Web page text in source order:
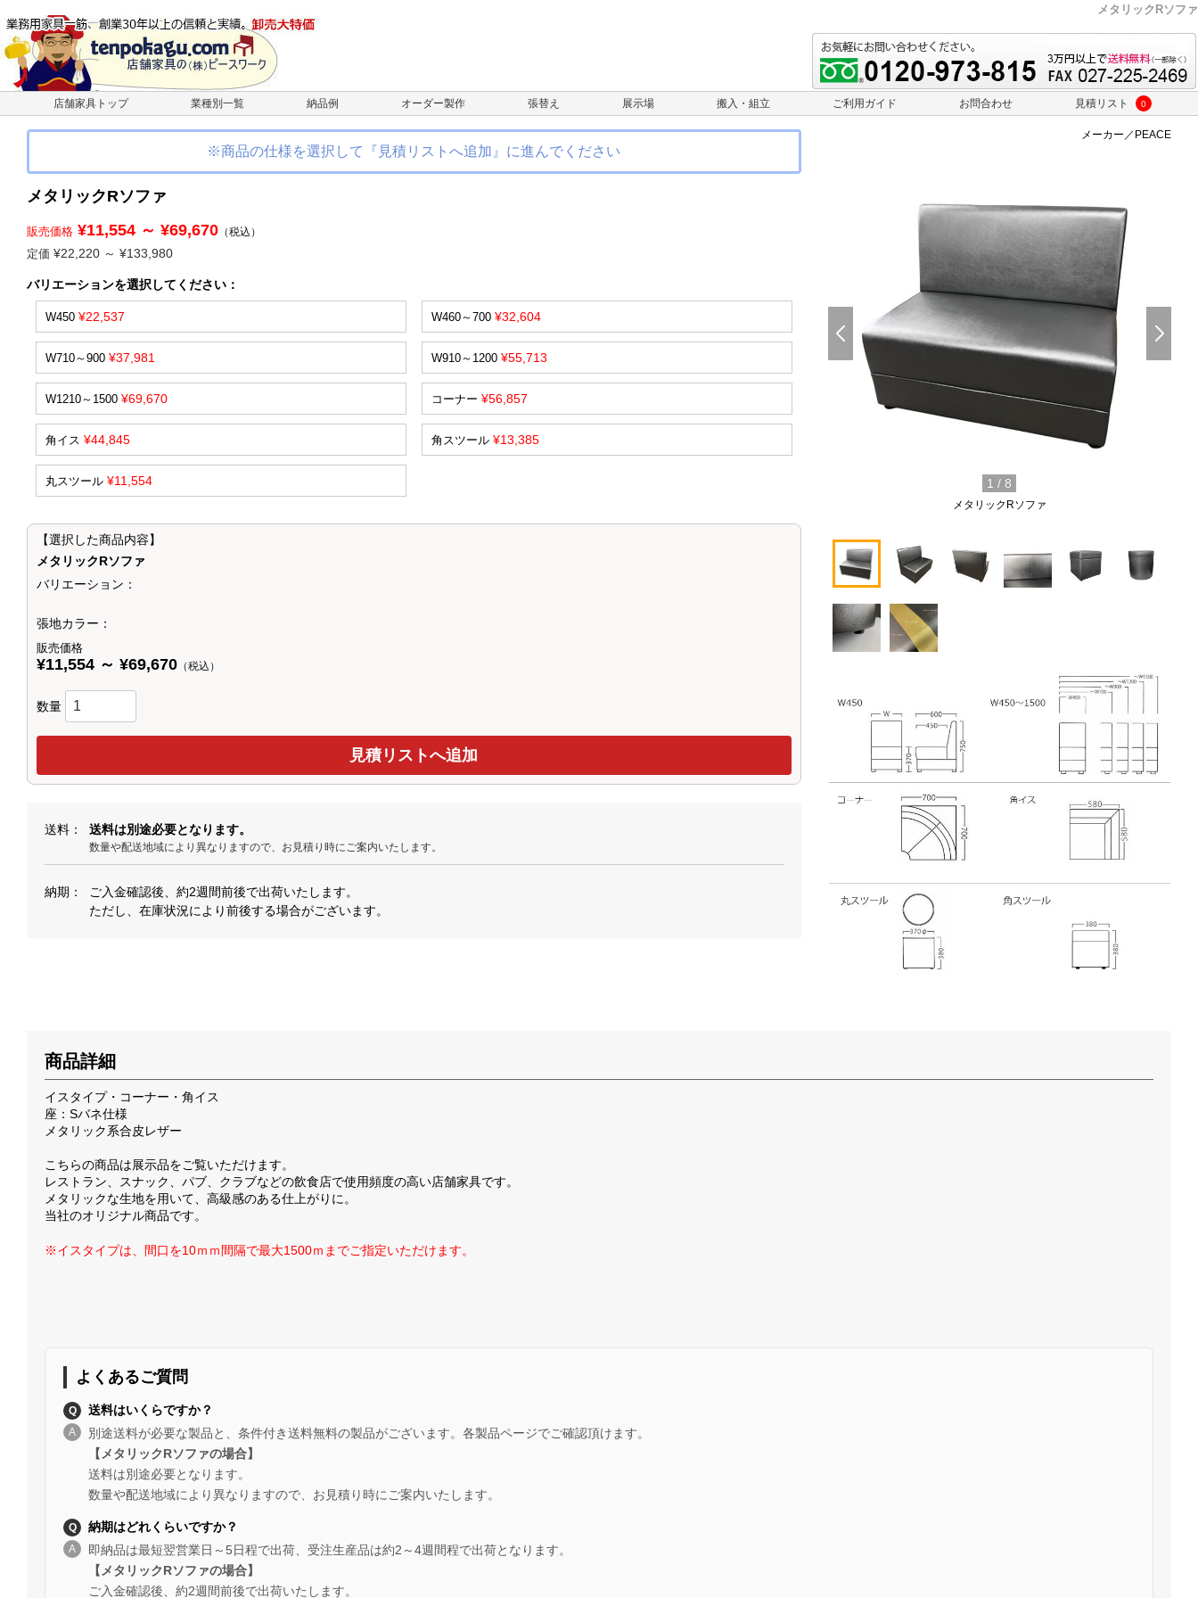
メタリックRソファ
店舗家具トップ 業種別一覧 納品例 オーダー製作 張替え 展示場 搬入・組立 ご利用ガイド お問合わせ 見積リスト 0
メーカー／PEACE
メタリックRソファ
1 /8
※商品の仕様を選択して『見積リストへ追加』に進んでください
メタリックRソファ
販売価格 ¥11,554 ～ ¥69,670 （税込）
定価¥22,220 ～ ¥133,980
バリエーションを選択してください ：
W450¥22,537 W460～700 ¥32,604
W710～900¥37,981 W910～1200 ¥55,713
W1210～1500¥69,670 コーナー ¥56,857
角イス¥44,845 角スツール ¥13,385
丸スツール¥11,554
【選択した商品内容】
メタリックRソファ
バリエーション：
張地カラー：
販売価格
¥11,554 ～ ¥69,670 （税込）
数量
送料 送料は別途必要となります。
数量や配送地域により異なりますので、お見積り時にご案内いたします。
納期
ご入金確認後、約2週間前後で出荷いたします。
ただし、在庫状況により前後する場合がございます。
商品詳細
イスタイプ・コーナー・角イス
座：Sバネ仕様
メタリック系合皮レザー
こちらの商品は展示品をご覧いただけます。
レストラン、スナック、パブ、クラブなどの飲食店で使用頻度の高い店舗家具です。
メタリックな生地を用いて、高級感のある仕上がりに。
当社のオリジナル商品です。
※イスタイプは、間口を10ｍｍ間隔で最大1500ｍまでご指定いただけます。
よくあるご質問
送料はいくらですか？
別途送料が必要な製品と、条件付き送料無料の製品がございます。各製品ページでご確認頂けます。
【メタリックRソファの場合】
送料は別途必要となります。
数量や配送地域により異なりますので、お見積り時にご案内いたします。
納期はどれくらいですか？
即納品は最短翌営業日～5日程で出荷、受注生産品は約2～4週間程で出荷となります。
【メタリックRソファの場合】
ご入金確認後、約2週間前後で出荷いたします。